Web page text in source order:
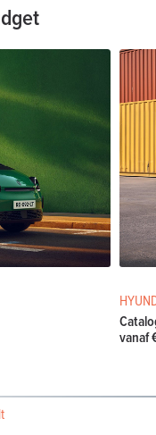
vanaf